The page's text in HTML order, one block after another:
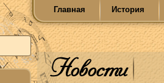
Главная История
Новости